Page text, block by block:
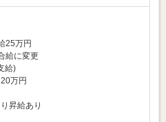
25万円
給に変更
給)
万円
昇給あり